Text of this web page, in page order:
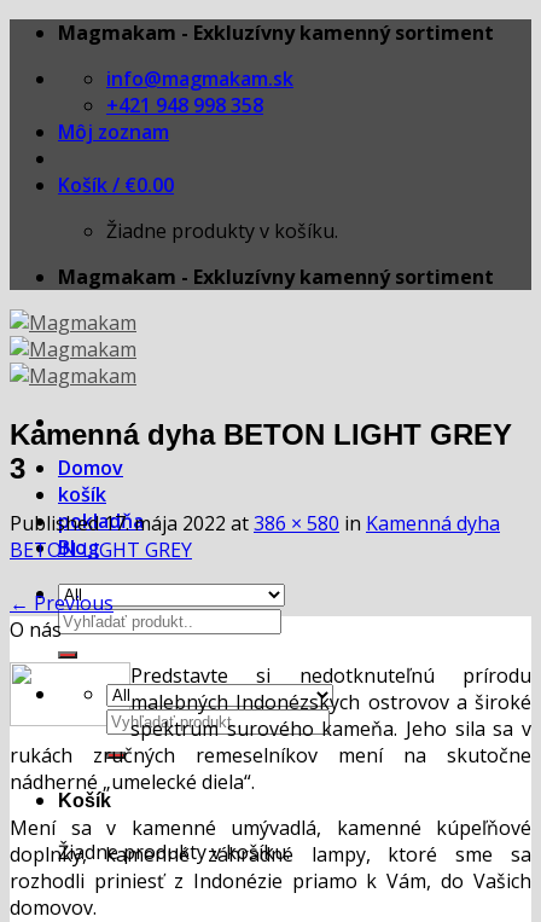
Skip
content
Magmakam - Exkluzívny kamenný sortiment
info@magmakam.sk
+421 948 998 358
Môj zoznam
Košík / €0.00
Žiadne produkty v košíku.
Magmakam - Exkluzívny kamenný sortiment
Domov
košík
pokladňa
Blog
Hľadať:
Hľadať:
Košík
Žiadne produkty v košíku.
Kamenná dyha BETON LIGHT GREY
3
Published17. mája 2022 at386 × 580 in Kamenná dyha
BETON LIGHT GREY
← Previous
O nás
Predstavte si nedotknuteľnú prírodu
malebných Indonézskych ostrovov a široké
spektrum surového kameňa. Jeho sila sa v
rukách zručných remeselníkov mení na skutočne
nádherné „umelecké diela“.
Mení sa v kamenné umývadlá, kamenné kúpeľňové
doplnky, kamenné záhradné lampy, ktoré sme sa
rozhodli priniesť z Indonézie priamo k Vám, do Vašich
domovov.